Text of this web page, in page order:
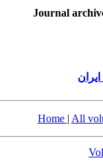
Journal
Home | All